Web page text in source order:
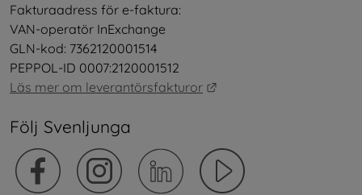
Fakturaadress för e-faktura:
VAN-operatör InExchange
GLN-kod: 7362120001514
PEPPOL-ID 0007:2120001512
Läs mer om leverantörsfakturor
Följ Svenljunga